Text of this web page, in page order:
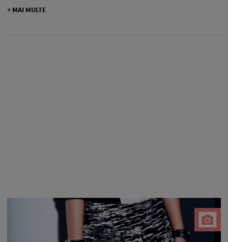
+ MAI MULTE